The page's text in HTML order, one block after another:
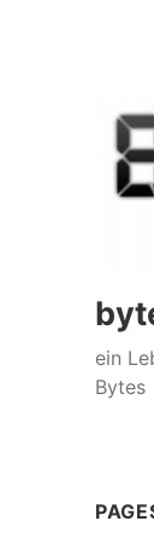
ein
Bytes